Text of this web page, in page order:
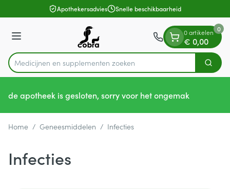
Ga naar de inhoudApothekersadvies Snelle beschikbaarheid
Menu
Product, merk, categorie...
Medicijnen en s Zoek
0 artikelen
€ 0,00
0
de apotheek is gesloten, sorry voor het ongemak
Home / Geneesmiddelen / Infecties
Infecties